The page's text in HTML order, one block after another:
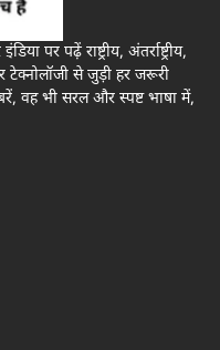
पर पढ़ें राष्ट्रीय, अंतर्राष्ट्रीय,
टेक्नोलॉजी से जुड़ी हर जरूरी
वह भी सरल और स्पष्ट भाषा में,